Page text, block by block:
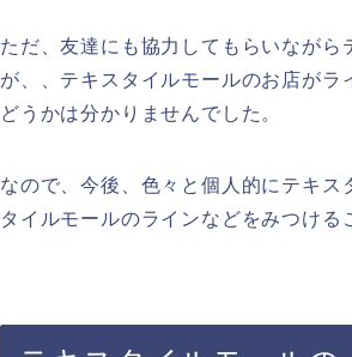
ただ、友達にも協力してもらいなが
が、、テキスタイルモールのお店が
どうかは分かりませんでした。
なので、今後、色々と個人的にテキ
タイルモールのラインなどをみつけ